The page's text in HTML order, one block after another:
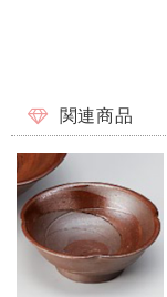
関連商品